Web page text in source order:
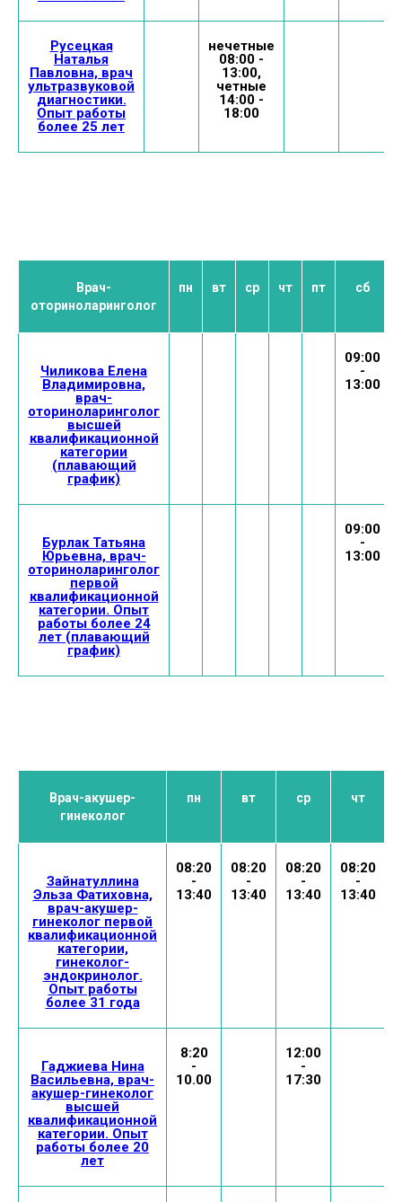
Русецкая
Наталья
Павловна, врач
ультразвуковой
диагностики.
Опыт работы
более 25 лет
нечетные
08:00 -
13:00,
четные
14:00 -
18:00
Врач-
оториноларинголог
пн вт ср чт пт сб
Чиликова Елена
Владимировна,
врач-
оториноларинголог
высшей
квалификационной
категории
(плавающий
график)
09:00
-
13:00
Бурлак Татьяна
Юрьевна, врач-
оториноларинголог
первой
квалификационной
категории. Опыт
работы более 24
лет (плавающий
график)
09:00
-
13:00
Врач-акушер-
гинеколог
пн вт ср чт
Зайнатуллина
Эльза Фатиховна,
врач-акушер-
гинеколог первой
квалификационной
категории,
гинеколог-
эндокринолог.
Опыт работы
более 31 года
08:20
-
13:40
08:20
-
13:40
08:20
-
13:40
08:20
-
13:40
Гаджиева Нина
Васильевна, врач-
акушер-гинеколог
высшей
квалификационной
категории. Опыт
работы более 20
лет
8:20
-
10.00
12:00
-
17:30